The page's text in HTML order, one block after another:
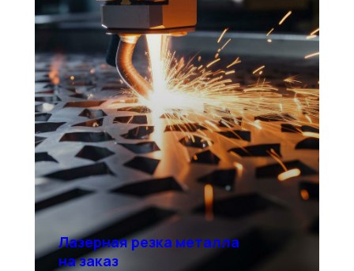
Лазерная резка металла
на заказ